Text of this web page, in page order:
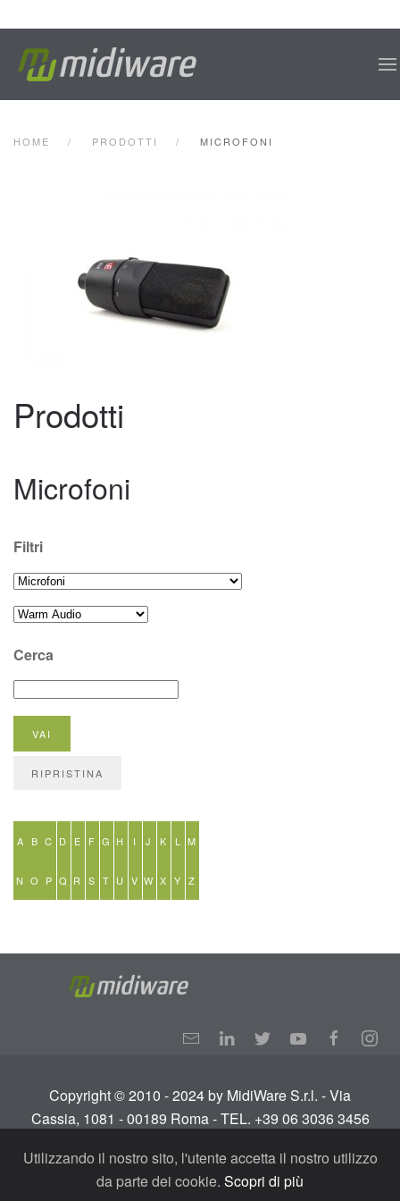
HOME PRODOTTI MICROFONI
Prodotti
Microfoni
Filtri
Cerca
A B C D E F G H I J K L M
N O P Q R S T U V W X Y Z
Copyright © 2010 - 2024 by MidiWare S.r.l. - Via
Cassia, 1081 - 00189 Roma - TEL. +39 06 3036 3456
Tutti i diritti riservati.Termini e condizioni-Privacy
Policy - GDPR
Utilizzando il nostro sito, l'utente accetta il nostro utilizzo
da parte dei cookie. Scopri di più